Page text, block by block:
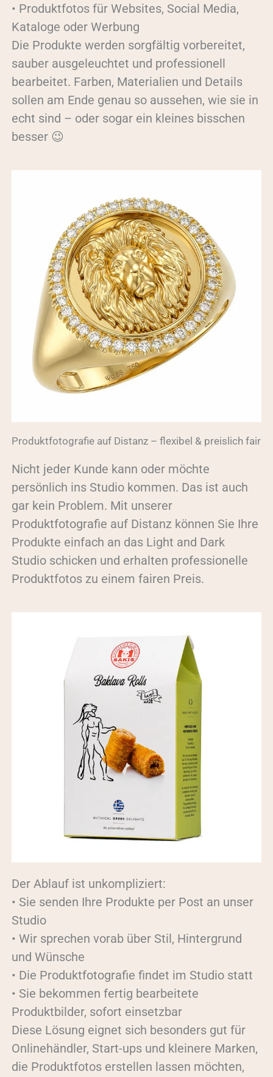
• Produktfotos für Websites, Social Media,
Kataloge oder Werbung
Die Produkte werden sorgfältig vorbereitet,
sauber ausgeleuchtet und professionell
bearbeitet. Farben, Materialien und Details
sollen am Ende genau so aussehen, wie sie in
echt sind – oder sogar ein kleines bisschen
besser 😉
Produktfotografie auf Distanz – flexibel & preislich fair
Nicht jeder Kunde kann oder möchte
persönlich ins Studio kommen. Das ist auch
gar kein Problem. Mit unserer
Produktfotografie auf Distanz können Sie Ihre
Produkte einfach an das Light and Dark
Studio schicken und erhalten professionelle
Produktfotos zu einem fairen Preis.
Der Ablauf ist unkompliziert:
• Sie senden Ihre Produkte per Post an unser
Studio
• Wir sprechen vorab über Stil, Hintergrund
und Wünsche
• Die Produktfotografie findet im Studio statt
• Sie bekommen fertig bearbeitete
Produktbilder, sofort einsetzbar
Diese Lösung eignet sich besonders gut für
Onlinehändler, Start-ups und kleinere Marken,
die Produktfotos erstellen lassen möchten,